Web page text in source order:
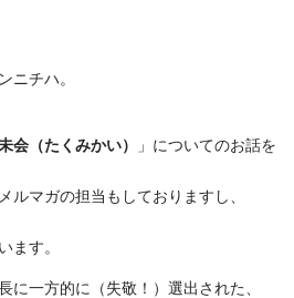
ニチハ。
会（たくみかい）
」についてのお話を
ルマガの担当もしておりますし、
ます。
に一方的に（失敬！）選出された、